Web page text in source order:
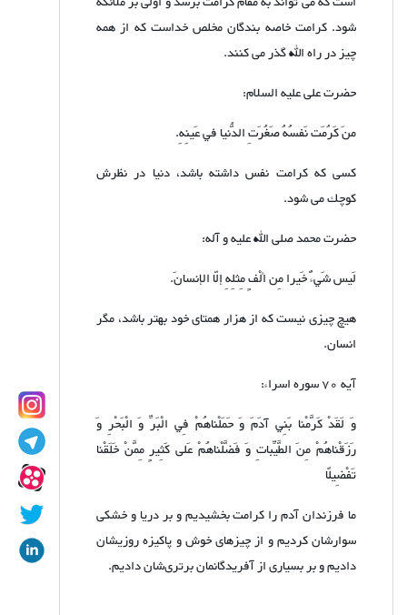
شود. کرامت خاصه بندگان مخلص خداست که از همه
چیز در راه الله گذر می کنند.
حضرت على عليه السلام:
منَ كَرُمَت نَفسُهُ صَغُرَتِ الدُّنيا في عَينِهِ.
كسى كه كرامت نفس داشته باشد، دنيا در نظرش
كوچك مى شود.
حضرت محمد صلى الله عليه و آله:
لَيس شَيءٌ خَيرا مِن ألْفٍ مِثلِهِ إلّا الإنسانَ.
هيچ چيزى نيست كه از هزار همتاى خود بهتر باشد، مگر
انسان.
آیه 70 سوره اسراء:
وَ لَقَدْ كَرَّمْنا بَنِي آدَمَ وَ حَمَلْناهُمْ فِي الْبَرِّ وَ الْبَحْرِ وَ
رَزَقْناهُمْ مِنَ الطَّيِّباتِ وَ فَضَّلْناهُمْ عَلى كَثِيرٍ مِمَّنْ خَلَقْنا
تَفْضِيلًا
ما فرزندان آدم را كرامت بخشيديم و بر دريا و خشكى
سوارشان كرديم و از چيزهاى خوش و پاكيزه روزيشان
داديم و بر بسيارى از آفريدگانمان برتری‌شان دادیم.